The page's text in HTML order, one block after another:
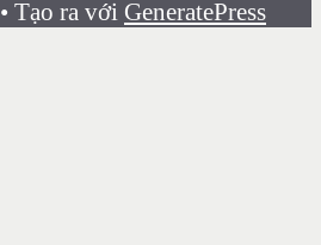
• Tạo ra với GeneratePress